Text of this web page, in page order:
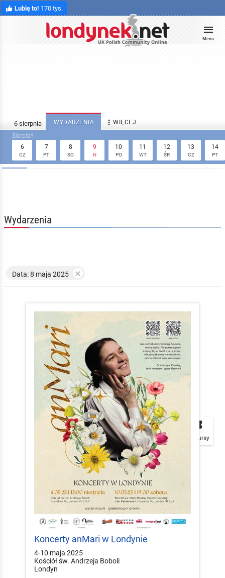
Lubię to! 170 tys.
Menu
WYDARZENIA  WIĘCEJ
6
CZ
7
PT
8
SO
9
N
10
PO
11
WT
12
ŚR
13
CZ
14
PT
Wydarzenia

Plakaty

Mapa
local_play
Konkursy
Data: 8 maja 2025 
Koncerty anMari w Londynie
4-10 maja 2025
Kościół św. Andrzeja Boboli
Londyn